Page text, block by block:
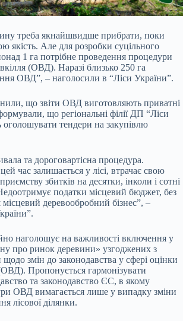
треба якнайшвидше прибрати, поки
якість. Але для розробки суцільного
1 га потрібне проведення процедури
(ОВД). Наразі близько 250 га
ОВД”, – наголосили в “Ліси України”.
що звіти ОВД виготовляють приватні
що регіональні філії ДП “Ліси
тендери на закупівлю
та дороговартісна процедура.
час залишається у лісі, втрачає свою
збитків на десятки, інколи і сотні
податки місцевий бюджет, без
місцевий деревообробний бізнес”, –
наголошує на важливості включення у
про ринок деревини» узгоджених з
змін до законодавства у сфері оцінки
Пропонується гармонізувати
та законодавство ЄС, в якому
ОВД вимагається лише у випадку зміни
лісової ділянки.